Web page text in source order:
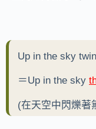
Up in the sky
＝Up in the sky
(在天空中閃爍著